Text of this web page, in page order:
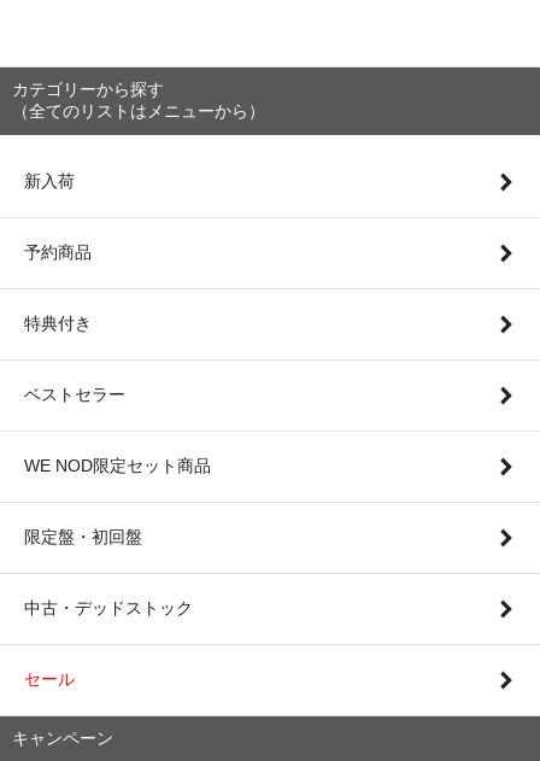
カテゴリーから探す
（全てのリストはメニューから）
新入荷
予約商品
特典付き
ベストセラー
WE NOD限定セット商品
限定盤・初回盤
中古・デッドストック
セール
キャンペーン